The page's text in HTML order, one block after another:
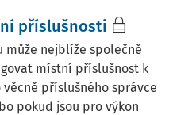
příslušnosti
může nejblíže společně
místní příslušnost k
příslušného správce
pokud jsou pro výkon